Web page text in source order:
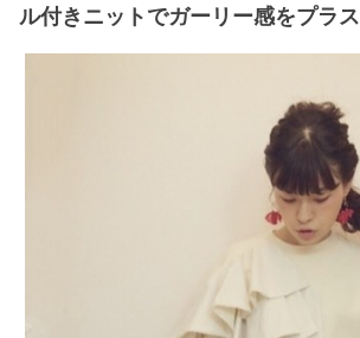
ル付きニットでガーリー感をプラス